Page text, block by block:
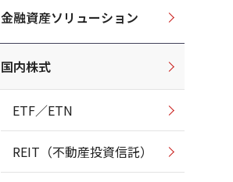
金融資産ソリューション
国内株式
ETF／ETN
REIT（不動産投資信託）